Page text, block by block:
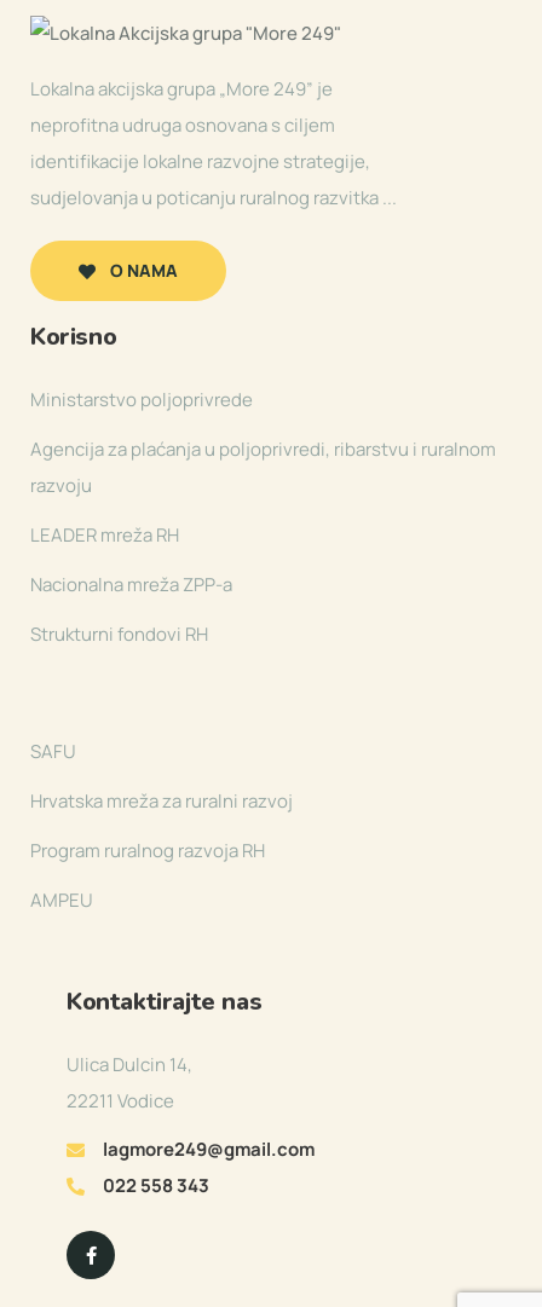
Lokalna akcijska grupa „More 249” je
neprofitna udruga osnovana s ciljem
identifikacije lokalne razvojne strategije,
sudjelovanja u poticanju ruralnog razvitka ...
O NAMA
Korisno
Ministarstvo poljoprivrede
Agencija za plaćanja u poljoprivredi, ribarstvu i ruralnom
razvoju
LEADER mreža RH
Nacionalna mreža ZPP-a
Strukturni fondovi RH
SAFU
Hrvatska mreža za ruralni razvoj
Program ruralnog razvoja RH
AMPEU
Kontaktirajte nas
Ulica Dulcin 14,
22211 Vodice
lagmore249@gmail.com
022 558 343